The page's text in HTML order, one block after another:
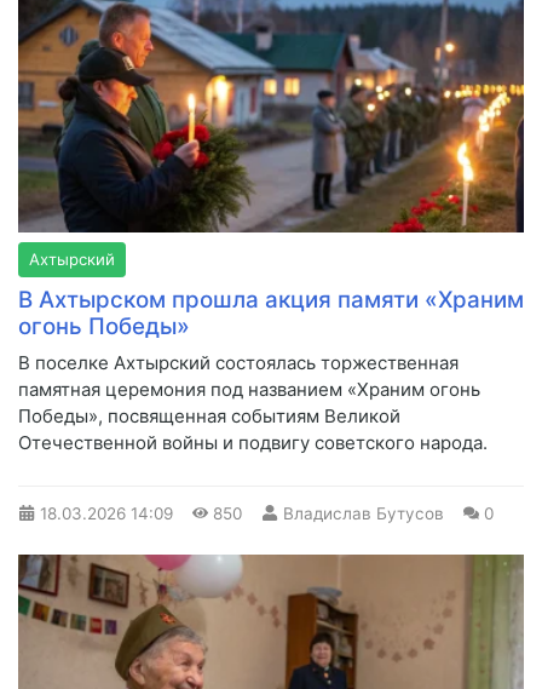
Ахтырский
В Ахтырском прошла акция памяти «Храним
огонь Победы»
В поселке Ахтырский состоялась торжественная
памятная церемония под названием «Храним огонь
Победы», посвященная событиям Великой
Отечественной войны и подвигу советского народа.
18.03.2026 14:09 850 Владислав Бутусов 0